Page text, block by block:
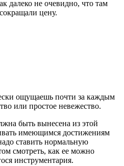
далеко не очевидно, что там
цену.
ощущаешь почти за каждым
или простое невежество.
быть вынесена из этой
имеющимся достижениям
ставить нормальную
смотреть, как ее можно
инструментария.